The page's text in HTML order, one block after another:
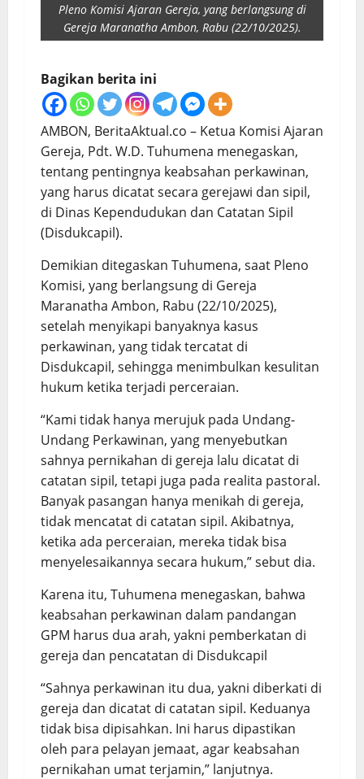
Pleno Komisi Ajaran Gereja, yang berlangsung di
Gereja Maranatha Ambon, Rabu (22/10/2025).
Bagikan berita ini
AMBON, BeritaAktual.co – Ketua Komisi Ajaran
Gereja, Pdt. W.D. Tuhumena menegaskan,
tentang pentingnya keabsahan perkawinan,
yang harus dicatat secara gerejawi dan sipil,
di Dinas Kependudukan dan Catatan Sipil
(Disdukcapil).
Demikian ditegaskan Tuhumena, saat Pleno
Komisi, yang berlangsung di Gereja
Maranatha Ambon, Rabu (22/10/2025),
setelah menyikapi banyaknya kasus
perkawinan, yang tidak tercatat di
Disdukcapil, sehingga menimbulkan kesulitan
hukum ketika terjadi perceraian.
“Kami tidak hanya merujuk pada Undang-
Undang Perkawinan, yang menyebutkan
sahnya pernikahan di gereja lalu dicatat di
catatan sipil, tetapi juga pada realita pastoral.
Banyak pasangan hanya menikah di gereja,
tidak mencatat di catatan sipil. Akibatnya,
ketika ada perceraian, mereka tidak bisa
menyelesaikannya secara hukum,” sebut dia.
Karena itu, Tuhumena menegaskan, bahwa
keabsahan perkawinan dalam pandangan
GPM harus dua arah, yakni pemberkatan di
gereja dan pencatatan di Disdukcapil
“Sahnya perkawinan itu dua, yakni diberkati di
gereja dan dicatat di catatan sipil. Keduanya
tidak bisa dipisahkan. Ini harus dipastikan
oleh para pelayan jemaat, agar keabsahan
pernikahan umat terjamin,” lanjutnya.